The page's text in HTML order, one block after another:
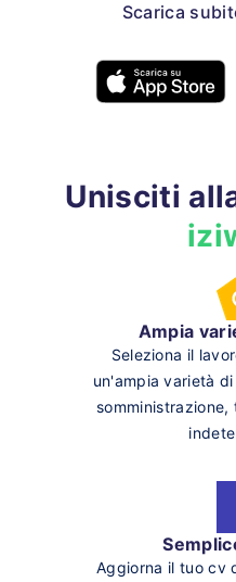
Scarica
Unisciti
Ampia
Seleziona il
un'ampia varietà
Aggiorna il tuo cv